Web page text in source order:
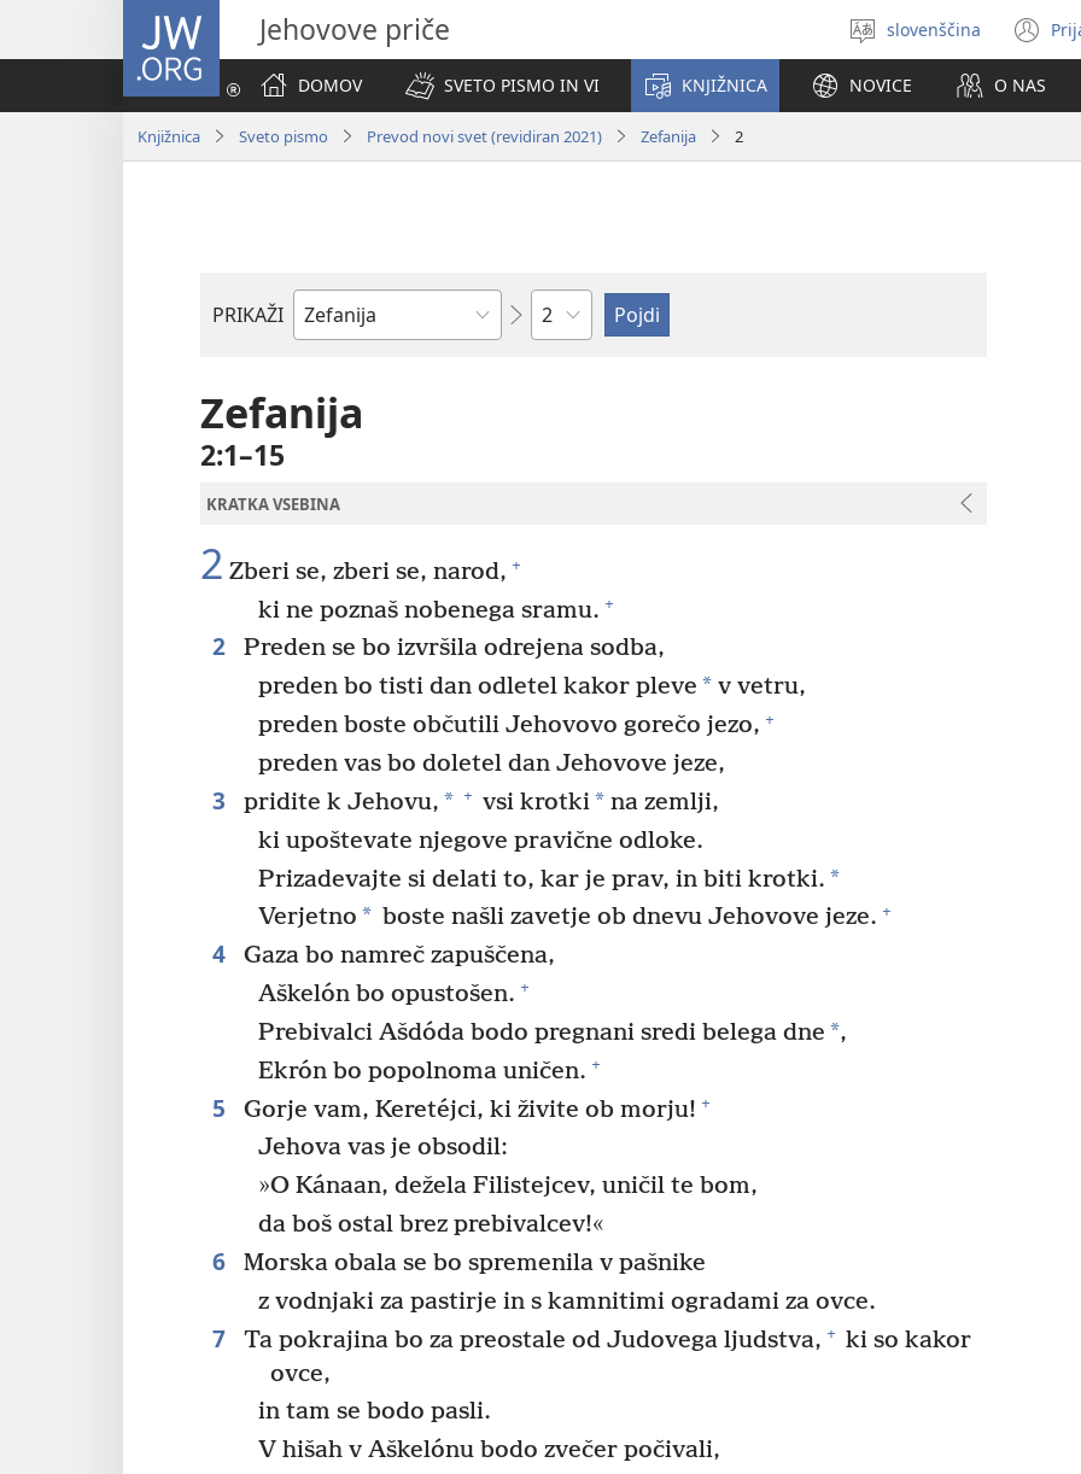
JW.ORG Jehovove priče
Izberite
jezik
slovenščina
DOMOV
SVETO PISMO IN VI KNJIŽNICA NOVICE O NAS
Knjižnica Sveto pismo Prevod novi svet (revidiran 2021) Zefanija 2
PRIKAŽI
Po
knjigi
Poglavje
Zefanija
2:1–15
KRATKA VSEBINA
2 Zberi se, zberi se, narod, +
ki ne poznaš nobenega sramu. +
2
Preden se bo izvršila odrejena sodba,
preden bo tisti dan odletel kakor pleve * v vetru,
preden boste občutili Jehovovo gorečo jezo, +
preden vas bo doletel dan Jehovove jeze,
3 pridite k Jehovu, * + vsi krotki*na zemlji,
ki upoštevate njegove pravične odloke.
Prizadevajte si delati to, kar je prav, in biti krotki. *
Verjetno * boste našli zavetje ob dnevu Jehovove jeze. +
4
Gaza bo namreč zapuščena,
Aškelón bo opustošen. +
Prebivalci Ašdóda bodo pregnani sredi belega dne *,
Ekrón bo popolnoma uničen. +
5 Gorje vam, Keretéjci, ki živite ob morju! +
Jehova vas je obsodil:
»O Kánaan, dežela Filistejcev, uničil te bom,
da boš ostal brez prebivalcev!«
6
Morska obala se bo spremenila v pašnike
z vodnjaki za pastirje in s kamnitimi ogradami za ovce.
7 Ta pokrajina bo za preostale od Judovega ljudstva, + ki so kakor
ovce,
in tam se bodo pasli.
V hišah v Aškelónu bodo zvečer počivali,